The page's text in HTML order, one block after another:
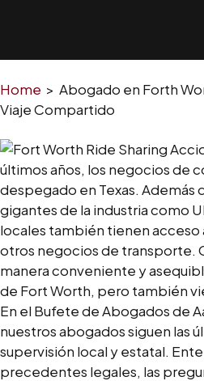
Home > Abogado en Forth
Viaje Compartido
últimos años, los negocios de
despegado en Texas. Además
gigantes de la industria como
locales también tienen acceso
otros negocios de transporte.
manera conveniente y
de Fort Worth, pero también
En el Bufete de Abogados de
nuestros abogados siguen las
supervisión local y estatal.
precedentes legales, las